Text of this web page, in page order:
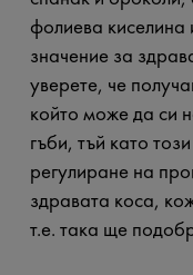
фолиева киселина
значение за
уверете, че
който може да си
гъби, тъй като
регулиране на
здравата коса,
т.е. така ще